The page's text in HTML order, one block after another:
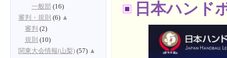
日本ハンド
一般部 (16)
審判・規則 (6) ▲
審判 (2)
規則 (10)
関東大会情報(山梨) (57) ▲